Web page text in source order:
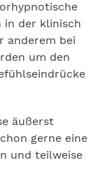
in der klinisch
anderem bei
um den
äußerst
gerne eine
und teilweise